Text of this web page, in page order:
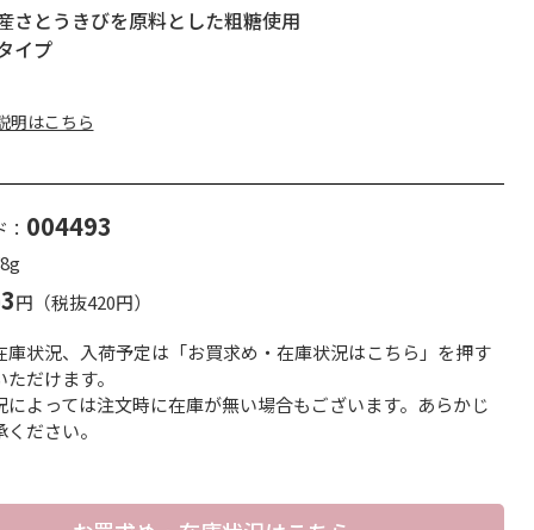
さとうきびを原料とした粗糖使用
イプ
明はこちら
004493
円（税抜420円）
状況、入荷予定は「お買求め・在庫状況はこちら」を押す
ただけます。
よっては注文時に在庫が無い場合もございます。あらかじ
ださい。